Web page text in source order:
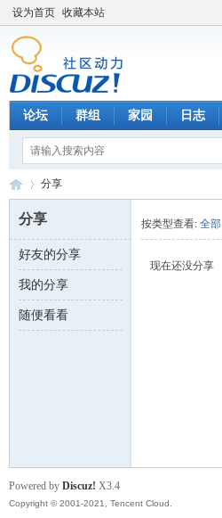
设为首页 收藏本站
论坛 群组 家园 日志
数 ›
分享
分享
好友的分享
我的分享
随便看看
按类型查看: 全部
现在还没分享
Powered by Discuz! X3.4
Copyright © 2001-2021, Tencent Cloud.